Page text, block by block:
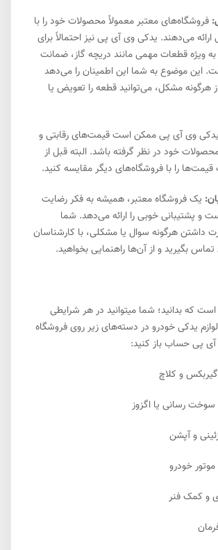
فروشگاه‌های معتبر معمولاً محصولات خود را با
ارائه می‌دهند. یدکی وی آی پی نیز احتمالاً برای
ویژه قطعات مهمی مانند دریچه گاز، ضمانت
این موضوع به شما این اطمینان را می‌دهد
هرگونه مشکل، می‌توانید قطعه را تعویض یا
یدکی وی آی پی ممکن است قیمت‌های رقابتی و
خود در نظر گرفته باشد. البته قبل از
را با فروشگاه‌های دیگر مقایسه کنید.
یک فروشگاه معتبر، همیشه به فکر رضایت
و پشتیبانی خوبی را ارائه می‌دهد. شما
داشتن هرگونه سوال یا مشکلی، با کارشناسان
بگیرید و از آن‌ها راهنمایی بخواهید.
که بدانید؛ شما میتوانید در هر شرایطی
لوازم یدکی خودرو در دسته‌های زیر روی فروشگاه
آی پی حساب باز کنید:
و کلاچ
رسانی یا اگزوز
و آپشن
خودرو
و کمک فنر